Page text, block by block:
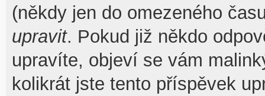
(někdy jen do omezeného
upravit. Pokud již někdo
upravíte, objeví se vám
kolikrát jste tento příspěvek